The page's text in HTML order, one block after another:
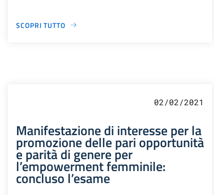
SCOPRI TUTTO
02/02/2021
Manifestazione di interesse per la
promozione delle pari opportunità
e parità di genere per
l’empowerment femminile:
concluso l’esame